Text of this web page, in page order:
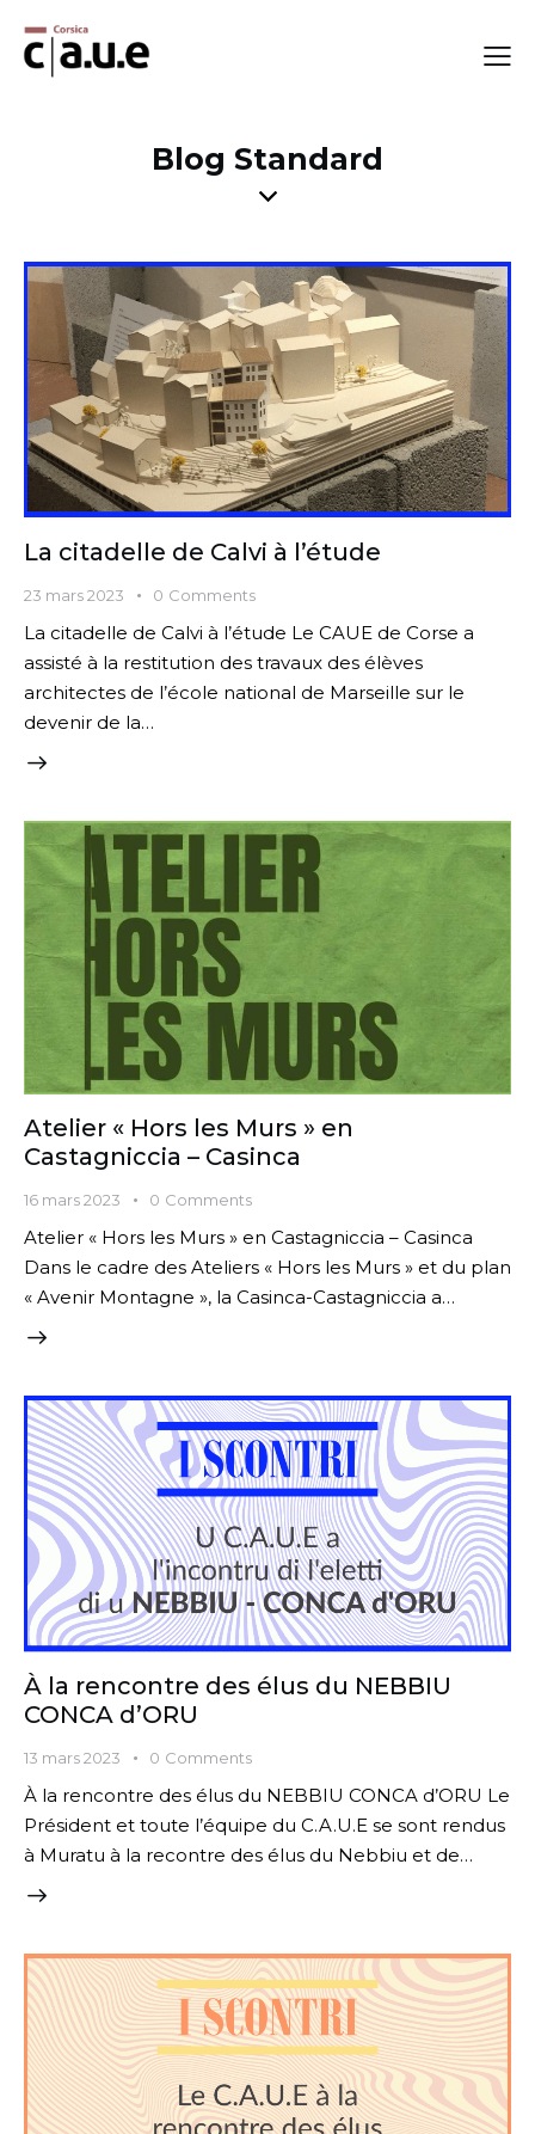
Blog Standard
La citadelle de Calvi à l’étude
23 mars 2023 0 Comments
La citadelle de Calvi à l’étude Le CAUE de Corse a
assisté à la restitution des travaux des élèves
architectes de l’école national de Marseille sur le
devenir de la…
Atelier « Hors les Murs » en
Castagniccia – Casinca
16 mars 2023 0 Comments
Atelier « Hors les Murs » en Castagniccia – Casinca
Dans le cadre des Ateliers « Hors les Murs » et du plan
« Avenir Montagne », la Casinca-Castagniccia a…
À la rencontre des élus du NEBBIU
CONCA d’ORU
13 mars 2023 0 Comments
À la rencontre des élus du NEBBIU CONCA d’ORU Le
Président et toute l’équipe du C.A.U.E se sont rendus
à Muratu à la recontre des élus du Nebbiu et de…